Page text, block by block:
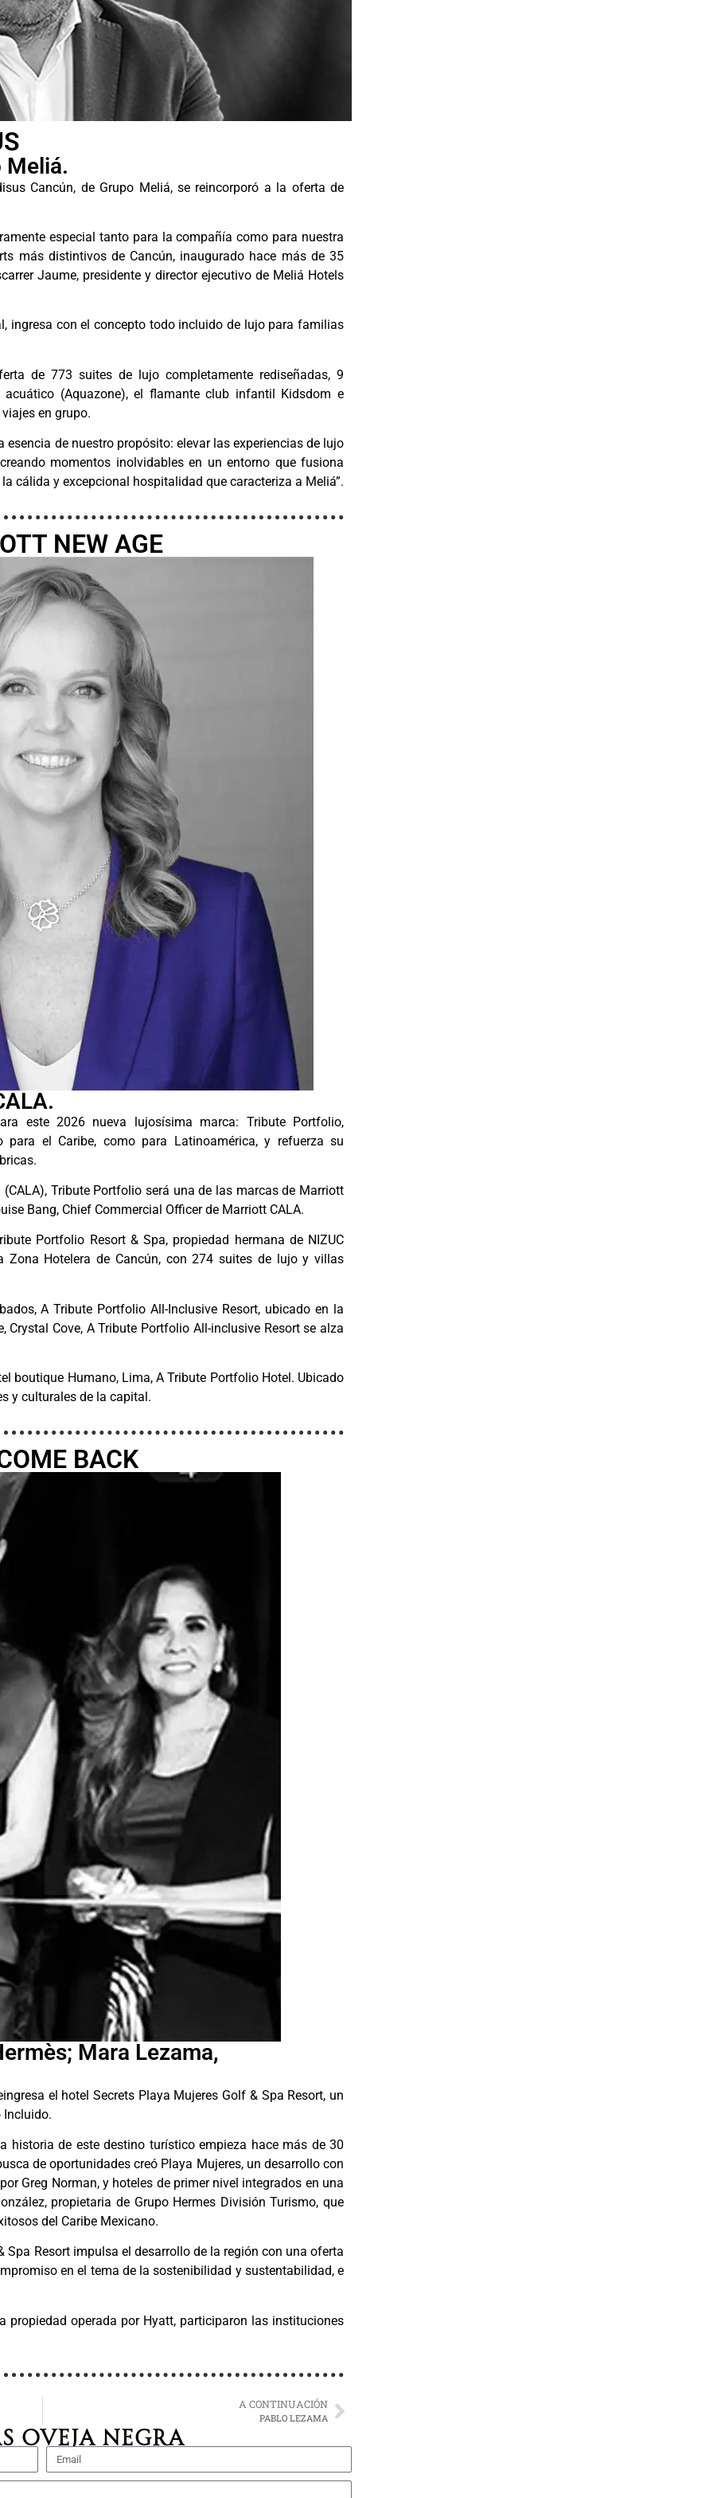
Meliá.
Cancún, de Grupo Meliá, se reincorporó a la oferta de
especial tanto para la compañía como para nuestra
más distintivos de Cancún, inaugurado hace más de 35
Jaume, presidente y director ejecutivo de Meliá Hotels
ingresa con el concepto todo incluido de lujo para familias
de 773 suites de lujo completamente rediseñadas, 9
(Aquazone), el flamante club infantil Kidsdom e
en grupo.
esencia de nuestro propósito: elevar las experiencias de lujo
momentos inolvidables en un entorno que fusiona
cálida y excepcional hospitalidad que caracteriza a Meliá”.
NEW AGE
este 2026 nueva lujosísima marca: Tribute Portfolio,
para el Caribe, como para Latinoamérica, y refuerza su
Tribute Portfolio será una de las marcas de Marriott
Bang, Chief Commercial Officer de Marriott CALA.
Portfolio Resort & Spa, propiedad hermana de NIZUC
Hotelera de Cancún, con 274 suites de lujo y villas
A Tribute Portfolio All-Inclusive Resort, ubicado en la
Cove, A Tribute Portfolio All-inclusive Resort se alza
boutique Humano, Lima, A Tribute Portfolio Hotel. Ubicado
y culturales de la capital.
BACK
Mara Lezama,
el hotel Secrets Playa Mujeres Golf & Spa Resort, un
Incluido.
historia de este destino turístico empieza hace más de 30
de oportunidades creó Playa Mujeres, un desarrollo con
Greg Norman, y hoteles de primer nivel integrados en una
propietaria de Grupo Hermes División Turismo, que
del Caribe Mexicano.
Spa Resort impulsa el desarrollo de la región con una oferta
en el tema de la sostenibilidad y sustentabilidad, e
propiedad operada por Hyatt, participaron las instituciones
A CONTINUACIÓN
PABLO LEZAMA
OVEJA NEGRA